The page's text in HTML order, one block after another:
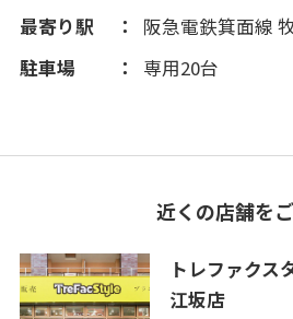
最寄り駅
阪急電鉄箕面線
駐車場
専用20台
近くの店舗を
トレファクス
江坂店